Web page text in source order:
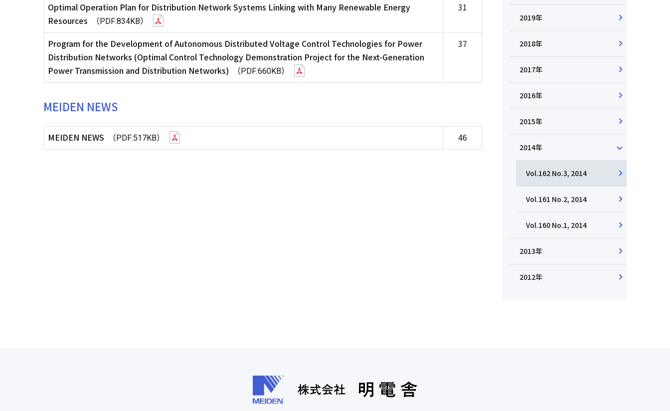
Optimal Operation Plan for Distribution Network Systems Linking with Many Renewable Energy
Resources
（PDF:834KB）
31
Program for the Development of Autonomous Distributed Voltage Control Technologies for Power
Distribution Networks (Optimal Control Technology Demonstration Project for the Next-Generation
Power Transmission and Distribution Networks)
（PDF:660KB）
37
MEIDEN NEWS
MEIDEN NEWS （PDF:517KB） 46
2019年
2018年
2017年
2016年
2015年
2014年
Vol.162 No.3, 2014
Vol.161 No.2, 2014
Vol.160 No.1, 2014
2013年
2012年